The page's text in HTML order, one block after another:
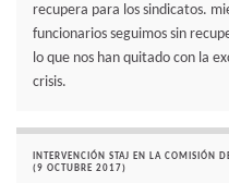
recupera para los sindicatos.
funcionarios seguimos sin
lo que nos han quitado con la
crisis.
INTERVENCIÓN STAJ EN LA COMISIÓN
(9 OCTUBRE 2017)